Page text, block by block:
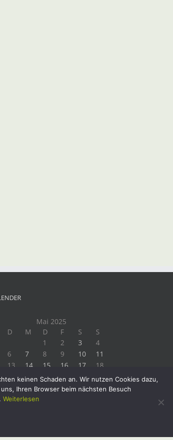
Mai 2025
D M D F S
S
1
2 3
4
6 7 8 9 10
11
13 14 15 16 17
18
20 21 22 23 24
25
27 28 29 30
31
Juni »
keinen Schaden an. Wir nutzen Cookies dazu,
Ihren Browser beim nächsten Besuch
Weiterlesen